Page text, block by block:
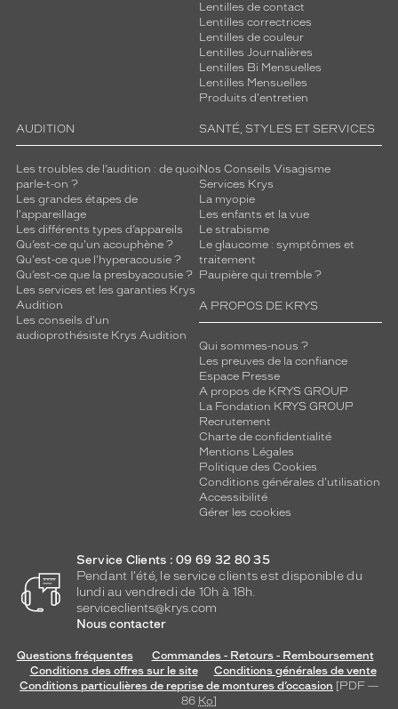
Lentilles de contact
Lentilles correctrices
Lentilles de couleur
Lentilles Journalières
Lentilles Bi Mensuelles
Lentilles Mensuelles
Produits d'entretien
AUDITION
Les troubles de l’audition : de quoi
parle-t-on ?
Les grandes étapes de
l'appareillage
Les différents types d’appareils
Qu’est-ce qu'un acouphène ?
Qu'est-ce que l'hyperacousie ?
Qu’est-ce que la presbyacousie ?
Les services et les garanties Krys
Audition
Les conseils d'un
audioprothésiste Krys Audition
SANTÉ, STYLES ET SERVICES
Nos Conseils Visagisme
Services Krys
La myopie
Les enfants et la vue
Le strabisme
Le glaucome : symptômes et
traitement
Paupière qui tremble ?
A PROPOS DE KRYS
Qui sommes-nous ?
Les preuves de la confiance
Espace Presse
A propos de KRYS GROUP
La Fondation KRYS GROUP
Recrutement
Charte de confidentialité
Mentions Légales
Politique des Cookies
Conditions générales d'utilisation
Accessibilité
Gérer les cookies
Service Clients : 09 69 32 80 35
Pendant l'été, le service clients est disponible du
lundi au vendredi de 10h à 18h.
serviceclients@krys.com
Nous contacter
Questions fréquentes
Commandes - Retours - Remboursement
Conditions des offres sur le site
Conditions générales de vente
Conditions particulières de reprise de montures d’occasion [PDF —
86 Ko]